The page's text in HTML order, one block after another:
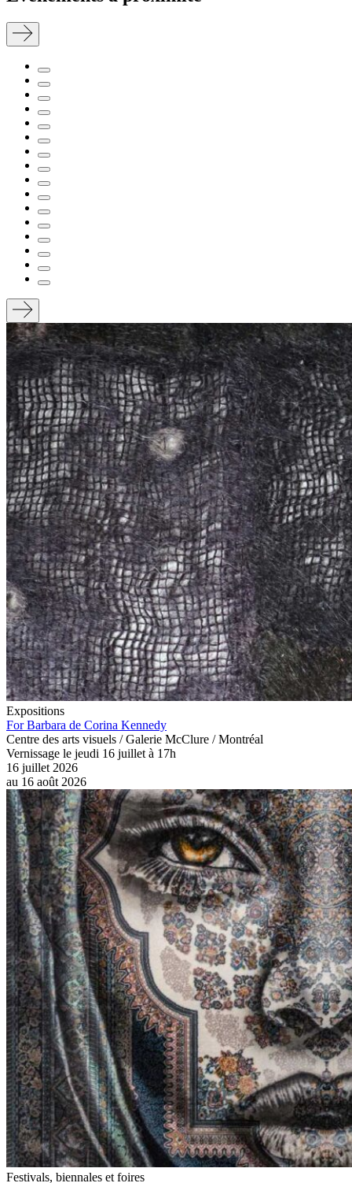
Expositions
For Barbara de Corina Kennedy
Centre des arts visuels / Galerie McClure / Montréal
Vernissage le jeudi 16 juillet à 17h
16 juillet 2026
au 16 août 2026
Festivals, biennales et foires